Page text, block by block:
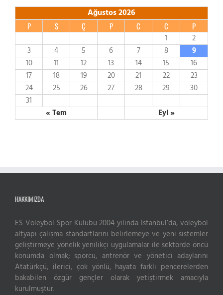
Ağustos 2026
P S Ç P C C P
1
2
3
4 5 6 7 8
9
10
11 12 13 14 15
16
17
18 19 20 21 22
23
24
25 26 27 28 29
30
31
« Tem
Eyl »
HAKKIMIZDA
ES Voleybol Spor Kulübü 2004 yılında İstanbul’da, voleybol
altyapı çalışma standartlarını belirlemeye ve yeni sistemler
geliştirmeye yönelik yenilikçi uygulamalar ile sektörde öncü
konumda olmak; sporcu, antrenör ve yönetici adaylarını
Atatürkçü, ilerici, çok yönlü, hayata farklı pencerelerden
bakabilen özgür gençler olarak yetiştirmek amacıyla
kurulmuştur.